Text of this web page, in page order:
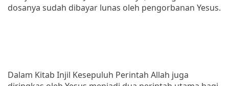
dosanya sudah dibayar lunas oleh pengorbanan Yesus.
Dalam Kitab Injil Kesepuluh Perintah Allah juga